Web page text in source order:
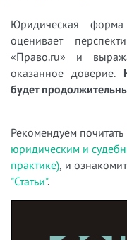
Юридическая
оценивает
«Право.ru» и
оказанное доверие.
будет
Рекомендуем почитать
юридическим и
практике), и
"Статьи".